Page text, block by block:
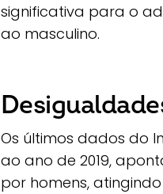
significativa para o
ao masculino.
Os últimos dados do
ao ano de 2019,
por homens,